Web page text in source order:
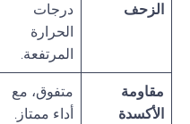
الزحف
درجات
الحرارة
المرتفعة.
مقاومة
الأكسدة
متفوق، مع
أداء ممتاز.